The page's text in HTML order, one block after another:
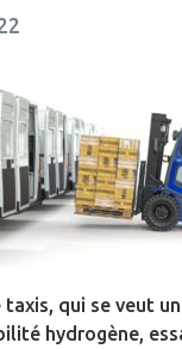
taxis, qui se veut
hydrogène,